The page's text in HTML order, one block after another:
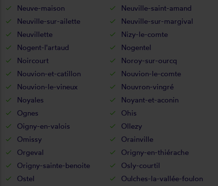
Neuve-maison
Neuville-saint-amand
Neuville-sur-ailette
Neuville-sur-margival
Neuvillette
Nizy-le-comte
Nogent-l'artaud
Nogentel
Noircourt
Noroy-sur-ourcq
Nouvion-et-catillon
Nouvion-le-comte
Nouvion-le-vineux
Nouvron-vingré
Noyales
Noyant-et-aconin
Ognes
Ohis
Oigny-en-valois
Ollezy
Omissy
Orainville
Orgeval
Origny-en-thiérache
Origny-sainte-benoite
Osly-courtil
Ostel
Oulches-la-vallée-foulon